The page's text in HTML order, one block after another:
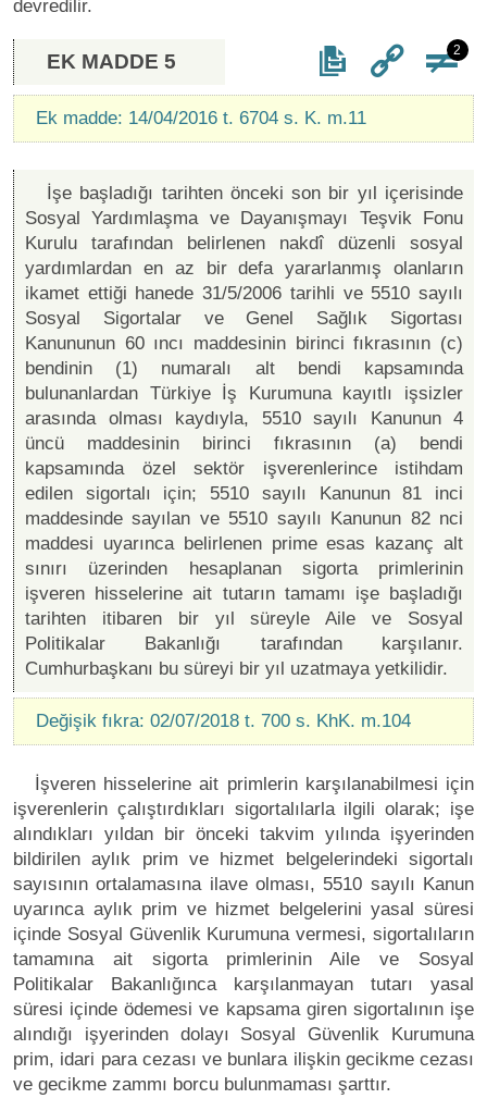
devredilir.
EK MADDE 5 2
Ek madde: 14/04/2016 t. 6704 s. K. m.11
İşe başladığı tarihten önceki son bir yıl içerisinde
Sosyal Yardımlaşma ve Dayanışmayı Teşvik Fonu
Kurulu tarafından belirlenen nakdî düzenli sosyal
yardımlardan en az bir defa yararlanmış olanların
ikamet ettiği hanede 31/5/2006 tarihli ve 5510 sayılı
Sosyal Sigortalar ve Genel Sağlık Sigortası
Kanununun 60 ıncı maddesinin birinci fıkrasının (c)
bendinin (1) numaralı alt bendi kapsamında
bulunanlardan Türkiye İş Kurumuna kayıtlı işsizler
arasında olması kaydıyla, 5510 sayılı Kanunun 4
üncü maddesinin birinci fıkrasının (a) bendi
kapsamında özel sektör işverenlerince istihdam
edilen sigortalı için; 5510 sayılı Kanunun 81 inci
maddesinde sayılan ve 5510 sayılı Kanunun 82 nci
maddesi uyarınca belirlenen prime esas kazanç alt
sınırı üzerinden hesaplanan sigorta primlerinin
işveren hisselerine ait tutarın tamamı işe başladığı
tarihten itibaren bir yıl süreyle Aile ve Sosyal
Politikalar Bakanlığı tarafından karşılanır.
Cumhurbaşkanı bu süreyi bir yıl uzatmaya yetkilidir.
Değişik fıkra: 02/07/2018 t. 700 s. KhK. m.104
İşveren hisselerine ait primlerin karşılanabilmesi için
işverenlerin çalıştırdıkları sigortalılarla ilgili olarak; işe
alındıkları yıldan bir önceki takvim yılında işyerinden
bildirilen aylık prim ve hizmet belgelerindeki sigortalı
sayısının ortalamasına ilave olması, 5510 sayılı Kanun
uyarınca aylık prim ve hizmet belgelerini yasal süresi
içinde Sosyal Güvenlik Kurumuna vermesi, sigortalıların
tamamına ait sigorta primlerinin Aile ve Sosyal
Politikalar Bakanlığınca karşılanmayan tutarı yasal
süresi içinde ödemesi ve kapsama giren sigortalının işe
alındığı işyerinden dolayı Sosyal Güvenlik Kurumuna
prim, idari para cezası ve bunlara ilişkin gecikme cezası
ve gecikme zammı borcu bulunmaması şarttır.